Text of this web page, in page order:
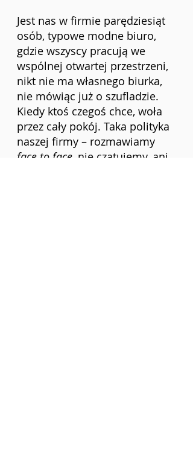
Jest nas w firmie parędziesiąt
osób, typowe modne biuro,
gdzie wszyscy pracują we
wspólnej otwartej przestrzeni,
nikt nie ma własnego biurka,
nie mówiąc już o szufladzie.
Kiedy ktoś czegoś chce, woła
przez cały pokój. Taka polityka
naszej firmy – rozmawiamy
face to face , nie czatujemy, ani